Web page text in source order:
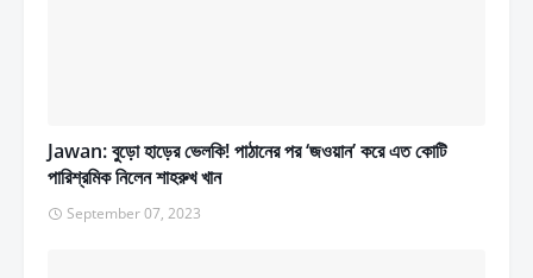
Jawan: বুড়ো হাড়ের ভেলকি! পাঠানের পর ‘জওয়ান’ করে এত কোটি
পারিশ্রমিক নিলেন শাহরুখ খান
September 07, 2023